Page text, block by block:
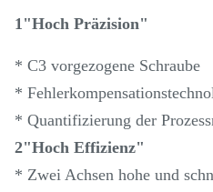
1"Hoch Präzision"
* C3 vorgezogene Schraube
*
* Quantifizierung der
2"Hoch Effizienz"
* Zwei Achsen hohe und